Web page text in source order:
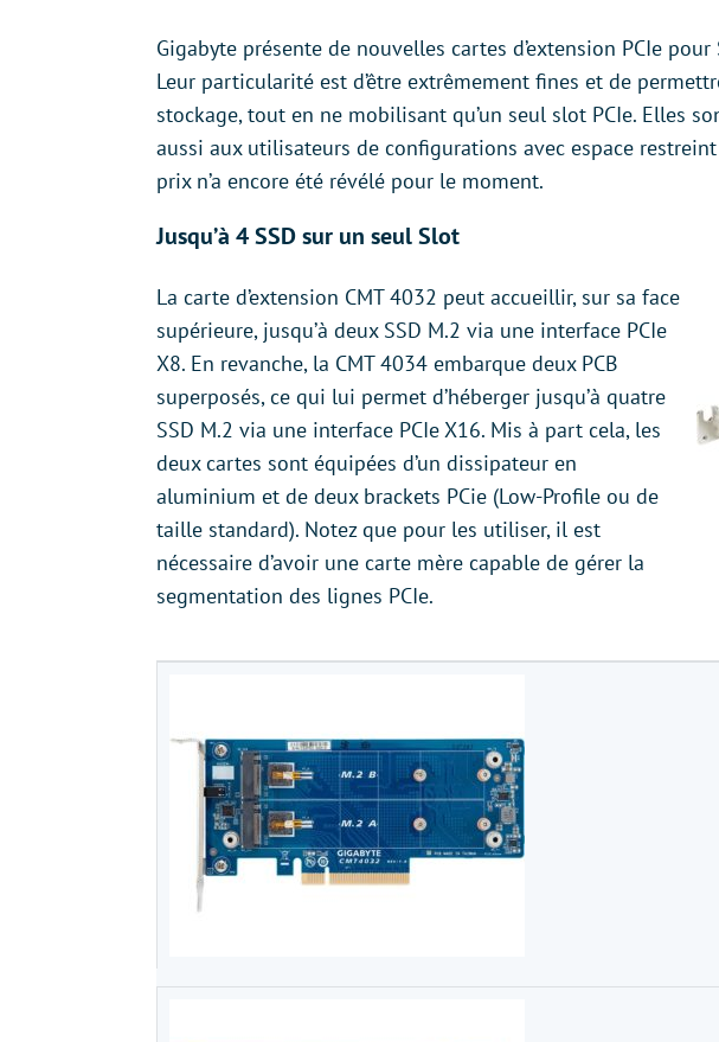
Gigabyte présente de nouvelles cartes d’extension PCIe pour
Leur particularité est d’être extrêmement fines et de
stockage, tout en ne mobilisant qu’un seul slot PCIe. Elles
aussi aux utilisateurs de configurations avec espace
prix n’a encore été révélé pour le moment.
Jusqu’à 4 SSD sur un seul Slot
La carte d’extension CMT 4032 peut accueillir, sur sa face
supérieure, jusqu’à deux SSD M.2 via une interface PCIe
X8. En revanche, la CMT 4034 embarque deux PCB
superposés, ce qui lui permet d’héberger jusqu’à quatre
SSD M.2 via une interface PCIe X16. Mis à part cela, les
deux cartes sont équipées d’un dissipateur en
aluminium et de deux brackets PCie (Low-Profile ou de
taille standard). Notez que pour les utiliser, il est
nécessaire d’avoir une carte mère capable de gérer la
segmentation des lignes PCIe.